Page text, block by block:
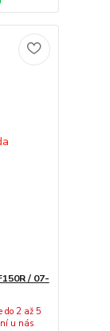
/ 07-
do 2 až 5
u nás